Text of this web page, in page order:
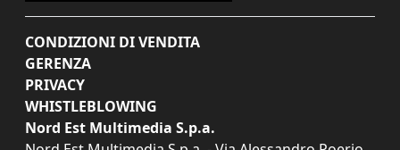
CONDIZIONI DI VENDITA
GERENZA
PRIVACY
WHISTLEBLOWING
Nord Est Multimedia S.p.a.